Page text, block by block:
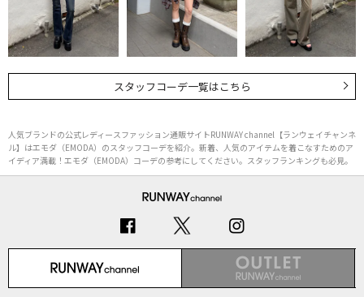
スタッフコーデ一覧はこちら
人気ブランドの公式レディースファッション通販サイトRUNWAY channel【ランウェイチャンネ
ル】はエモダ（EMODA）のスタッフコーデを紹介。新着、人気のアイテムを着こなすためのア
イディア満載！エモダ（EMODA）コーデの参考にしてください。スタッフランキングも必見。